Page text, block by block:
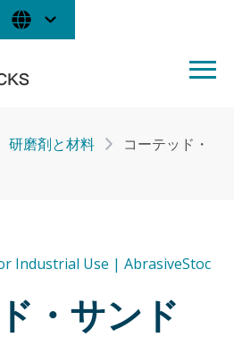
研磨剤と材料
コーテッド・
Industrial Use | AbrasiveStoc
・サンド